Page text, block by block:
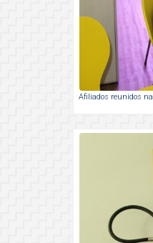
Afiliados reunidos